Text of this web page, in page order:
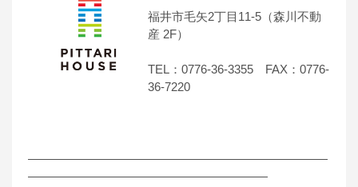
福井市毛矢2丁目11-5（森川不動
産 2F）
TEL：0776-36-3355 FAX：0776-
36-7220
―――――――――――――――――――――――――
――――――――――――――――――――